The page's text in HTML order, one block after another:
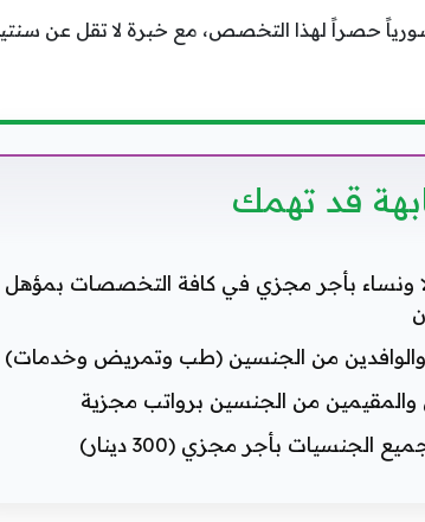
حصراً لهذا التخصص، مع خبرة لا تقل عن
قد تهمك
ونساء بأجر مجزي في كافة التخصصات بمؤهل
والوافدين من الجنسين (طب وتمريض وخدمات)
والمقيمين من الجنسين برواتب مجزية
بأجر مجزي (300 دينار)